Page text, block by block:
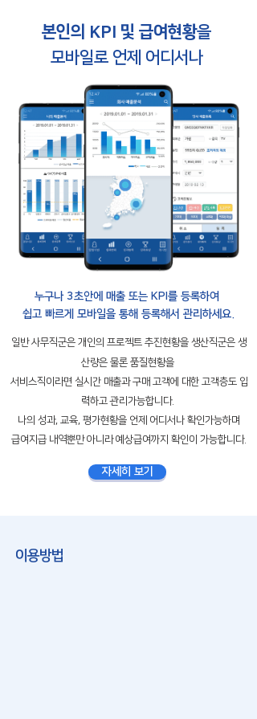
본인의 KPI 및 급여현황을
모바일로 언제 어디서나
누구나 3초안에 매출 또는 KPI를 등록하여
쉽고 빠르게 모바일을 통해 등록해서 관리하세요.
일반 사무직군은 개인의 프로젝트 추진현황을 생산직군은 생
산량은 물론 품질현황을
서비스직이라면 실시간 매출과 구매 고객에 대한 고객층도 입
력하고 관리가능합니다.
나의 성과, 교육, 평가현황을 언제 어디서나 확인가능하며
급여지급 내역뿐만 아니라 예상급여까지 확인이 가능합니다.
자세히 보기
​이용방법